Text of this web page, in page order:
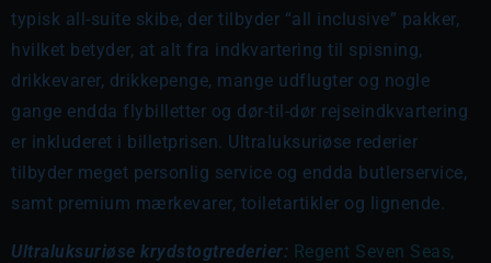
typisk all-suite skibe, der tilbyder “all inclusive” pakker,
hvilket betyder, at alt fra indkvartering til spisning,
drikkevarer, drikkepenge, mange udflugter og nogle
gange endda flybilletter og dør-til-dør rejseindkvartering
er inkluderet i billetprisen. Ultraluksuriøse rederier
tilbyder meget personlig service og endda butlerservice,
samt premium mærkevarer, toiletartikler og lignende.
Ultraluksuriøse krydstogtrederier: Regent Seven Seas,